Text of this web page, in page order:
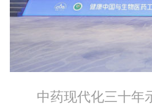
中药现代化三十年